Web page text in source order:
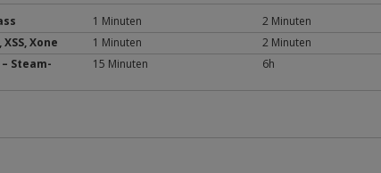
1 Minuten
2 Minuten
Xone
1 Minuten
2 Minuten
Steam-
15 Minuten 6h